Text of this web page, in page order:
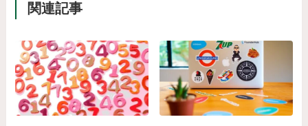
関連記事